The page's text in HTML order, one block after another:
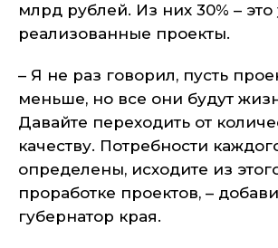
млрд рублей. Из них 30% – это
реализованные проекты.
– Я не раз говорил, пусть
меньше, но все они будут
Давайте переходить от
качеству. Потребности
определены, исходите из
проработке проектов, –
губернатор края.